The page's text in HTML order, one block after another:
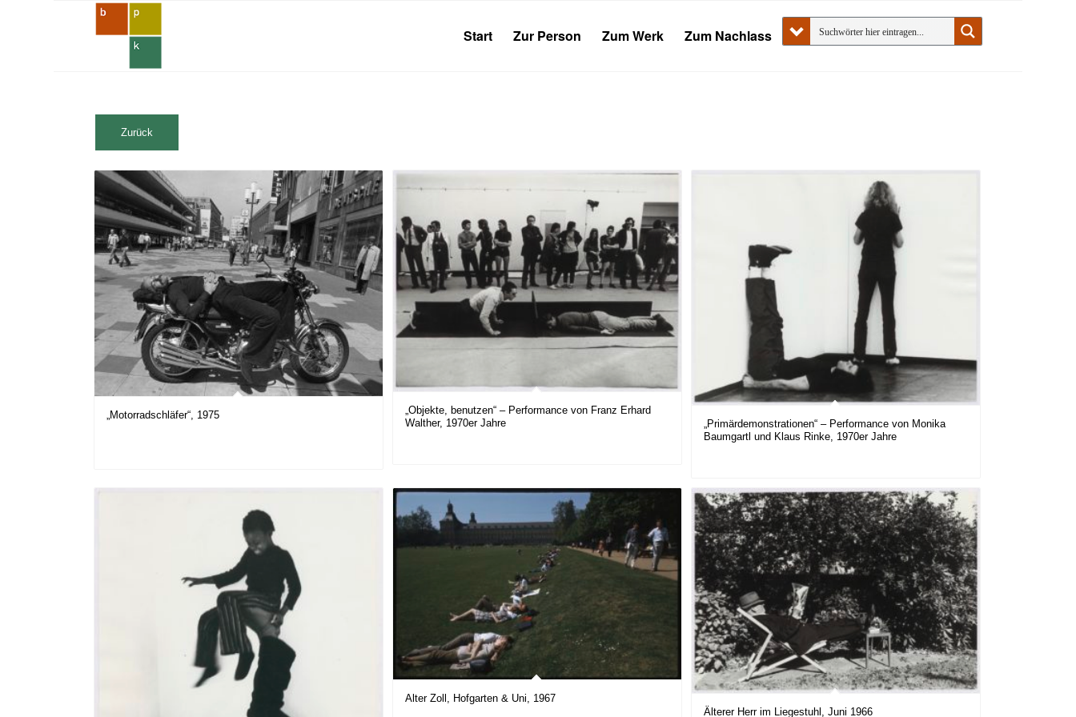
Start Zur Person Zum Werk Zum Nachlass
„Motorradschläfer“, 1975
„Objekte, benutzen“ – Performance von Franz Erhard
Walther, 1970er Jahre
„Primärdemonstrationen“ – Performance von Monika
Baumgartl und Klaus Rinke, 1970er Jahre
Alter Zoll, Hofgarten & Uni, 1967
Älterer Herr im Liegestuhl, Juni 1966